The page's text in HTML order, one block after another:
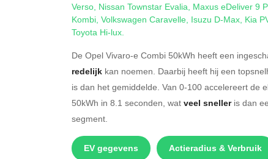
Verso, Nissan Townstar Evalia, Maxus eDeliver 9
Kombi, Volkswagen Caravelle, Isuzu D-Max, Kia
Toyota Hi-lux.
De Opel Vivaro-e Combi 50kWh heeft een
redelijk kan noemen. Daarbij heeft hij een
is dan het gemiddelde. Van 0-100 accelereert de
50kWh in 8.1 seconden, wat veel snelleris dan
segment.
EV gegevens Actieradius & Verbruik